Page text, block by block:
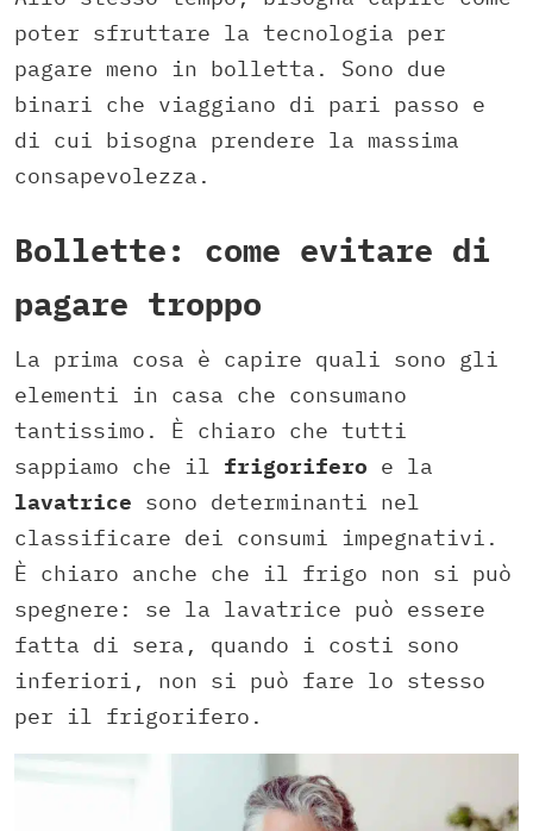
poter sfruttare la tecnologia per
pagare meno in bolletta. Sono due
binari che viaggiano di pari passo e
di cui bisogna prendere la massima
consapevolezza.
Bollette: come evitare di
pagare troppo
La prima cosa è capire quali sono gli
elementi in casa che consumano
tantissimo. È chiaro che tutti
sappiamo che il frigorifero e la
lavatrice sono determinanti nel
classificare dei consumi impegnativi.
È chiaro anche che il frigo non si può
spegnere: se la lavatrice può essere
fatta di sera, quando i costi sono
inferiori, non si può fare lo stesso
per il frigorifero.